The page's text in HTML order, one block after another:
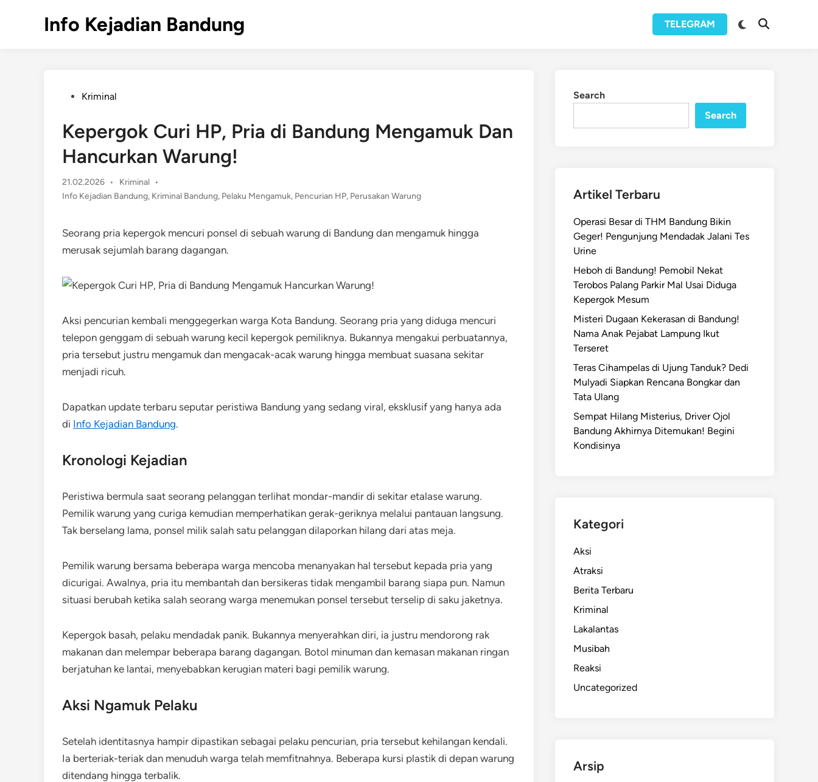
Info Kejadian Bandung TELEGRAM
Switch
Open
PostedKriminal
Kepergok Curi HP, Pria di Bandung Mengamuk Dan
Hancurkan Warung!
21.02.2026 •
Posted
in
Kriminal
•
Info Kejadian Bandung, Kriminal Bandung, Pelaku Mengamuk, Pencurian HP, Perusakan Warung
Seorang pria kepergok mencuri ponsel di sebuah warung di Bandung dan mengamuk hingga
merusak sejumlah barang dagangan.
Aksi pencurian kembali menggegerkan warga Kota Bandung. Seorang pria yang diduga mencuri
telepon genggam di sebuah warung kecil kepergok pemiliknya. Bukannya mengakui perbuatannya,
pria tersebut justru mengamuk dan mengacak-acak warung hingga membuat suasana sekitar
menjadi ricuh.
Dapatkan update terbaru seputar peristiwa Bandung yang sedang viral, eksklusif yang hanya ada
di Info Kejadian Bandung.
Kronologi Kejadian
Peristiwa bermula saat seorang pelanggan terlihat mondar-mandir di sekitar etalase warung.
Pemilik warung yang curiga kemudian memperhatikan gerak-geriknya melalui pantauan langsung.
Tak berselang lama, ponsel milik salah satu pelanggan dilaporkan hilang dari atas meja.
Pemilik warung bersama beberapa warga mencoba menanyakan hal tersebut kepada pria yang
dicurigai. Awalnya, pria itu membantah dan bersikeras tidak mengambil barang siapa pun. Namun
situasi berubah ketika salah seorang warga menemukan ponsel tersebut terselip di saku jaketnya.
Kepergok basah, pelaku mendadak panik. Bukannya menyerahkan diri, ia justru mendorong rak
makanan dan melempar beberapa barang dagangan. Botol minuman dan kemasan makanan ringan
berjatuhan ke lantai, menyebabkan kerugian materi bagi pemilik warung.
Aksi Ngamuk Pelaku
Setelah identitasnya hampir dipastikan sebagai pelaku pencurian, pria tersebut kehilangan kendali.
Ia berteriak-teriak dan menuduh warga telah memfitnahnya. Beberapa kursi plastik di depan warung
ditendang hingga terbalik.
Search
Search
Artikel Terbaru
Operasi Besar di THM Bandung Bikin
Geger! Pengunjung Mendadak Jalani Tes
Urine
Heboh di Bandung! Pemobil Nekat
Terobos Palang Parkir Mal Usai Diduga
Kepergok Mesum
Misteri Dugaan Kekerasan di Bandung!
Nama Anak Pejabat Lampung Ikut
Terseret
Teras Cihampelas di Ujung Tanduk? Dedi
Mulyadi Siapkan Rencana Bongkar dan
Tata Ulang
Sempat Hilang Misterius, Driver Ojol
Bandung Akhirnya Ditemukan! Begini
Kondisinya
Kategori
Aksi
Atraksi
Berita Terbaru
Kriminal
Lakalantas
Musibah
Reaksi
Uncategorized
Arsip